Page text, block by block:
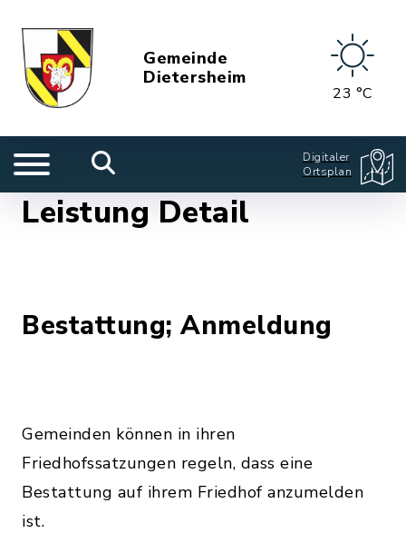
Gemeinde
Dietersheim
23 °C
Digitaler
Ortsplan
Leistung Detail
Bestattung; Anmeldung
Gemeinden können in ihren
Friedhofssatzungen regeln, dass eine
Bestattung auf ihrem Friedhof anzumelden
ist.